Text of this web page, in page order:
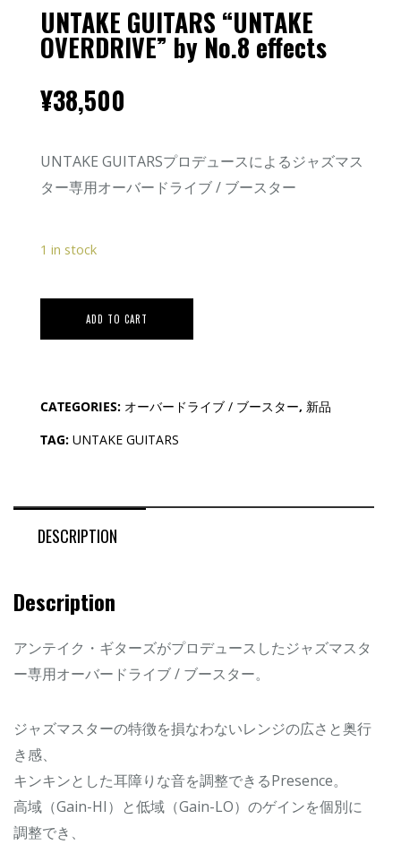
UNTAKE GUITARS “UNTAKE
OVERDRIVE” by No.8 effects
¥38,500
UNTAKE GUITARSプロデュースによるジャズマス
ター専用オーバードライブ / ブースター
1 in stock
ADD TO CART
CATEGORIES: オーバードライブ / ブースター, 新品
TAG: UNTAKE GUITARS
DESCRIPTION
Description
アンテイク・ギターズがプロデュースしたジャズマスタ
ー専用オーバードライブ / ブースター。
ジャズマスターの特徴を損なわないレンジの広さと奥行
き感、
キンキンとした耳障りな音を調整できるPresence。
高域（Gain-HI）と低域（Gain-LO）のゲインを個別に
調整でき、